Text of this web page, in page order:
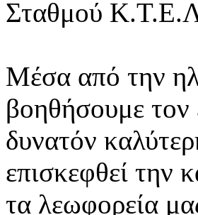
Σταθμού
Μέσα από την
βοηθήσουμε τον
δυνατόν
επισκεφθεί την
τα λεωφορεία